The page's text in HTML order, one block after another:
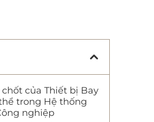
của Thiết bị Bay
trong Hệ thống
nghiệp